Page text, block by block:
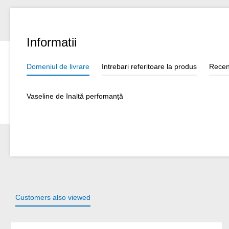
Informatii
Domeniul de livrare Intrebari referitoare la produs
Vaseline de înaltă perfomanță
Customers also viewed